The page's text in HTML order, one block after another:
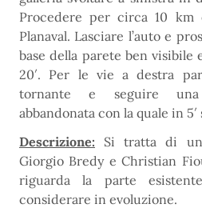
Procedere per circa 10 km
Planaval. Lasciare l’auto e
base della parete ben
20′. Per le vie a destra
tornante e seguire una
abbandonata con la quale in
Descrizione: Si tratta di
Giorgio Bredy e Christian
riguarda la parte
considerare in evoluzione.